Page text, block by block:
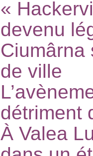
«
devenu
Ciumârna
de ville
détriment
À Valea